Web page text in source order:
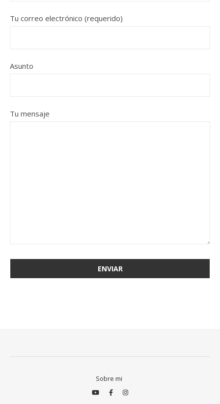
Tu correo electrónico (requerido)
Asunto
Tu mensaje
Sobre mi